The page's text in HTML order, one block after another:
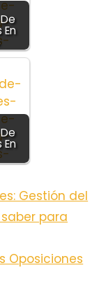
Gestión del
para
Oposiciones